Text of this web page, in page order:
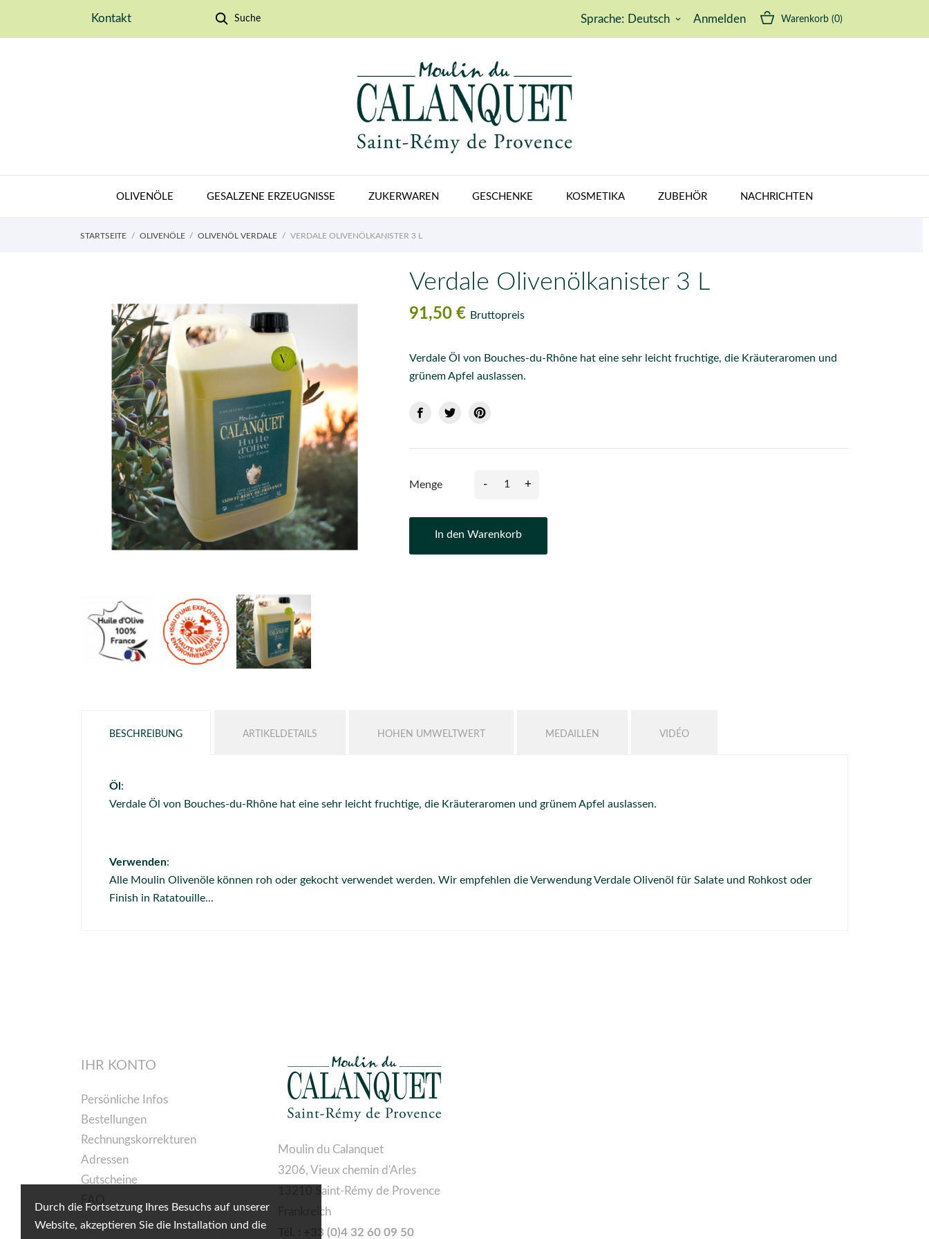
Durch die Fortsetzung Ihres Besuchs auf unserer
Website, akzeptieren Sie die Installation und die
Kontakt Suche Sprache: Deutsch keyboard_arrow_down Anmelden Warenkorb (0)
OLIVENÖLE GESALZENE ERZEUGNISSE ZUKERWAREN GESCHENKE KOSMETIKA ZUBEHÖR NACHRICHTEN
STARTSEITE OLIVENÖLE OLIVENÖL VERDALE VERDALE OLIVENÖLKANISTER 3 L
Verdale Olivenölkanister 3 L
91,50 € Bruttopreis
Verdale Öl von Bouches-du-Rhône hat eine sehr leicht fruchtige, die Kräuteraromen und
grünem Apfel auslassen.
Menge - +
In den Warenkorb
BESCHREIBUNG ARTIKELDETAILS HOHEN UMWELTWERT MEDAILLEN VIDÉO
Öl :
Verdale Öl von Bouches-du-Rhône hat eine sehr leicht fruchtige, die Kräuteraromen und grünem Apfel auslassen.
Verwenden:
Alle Moulin Olivenöle können roh oder gekocht verwendet werden. Wir empfehlen die Verwendung Verdale Olivenöl für Salate und Rohkost oder
Finish in Ratatouille...
IHR KONTO
Persönliche Infos
Bestellungen
Rechnungskorrekturen
Adressen
Gutscheine
Moulin du Calanquet
3206, Vieux chemin d'Arles
13210 Saint-Rémy de Provence
Frankreich
Tél. : +33 (0)4 32 60 09 50